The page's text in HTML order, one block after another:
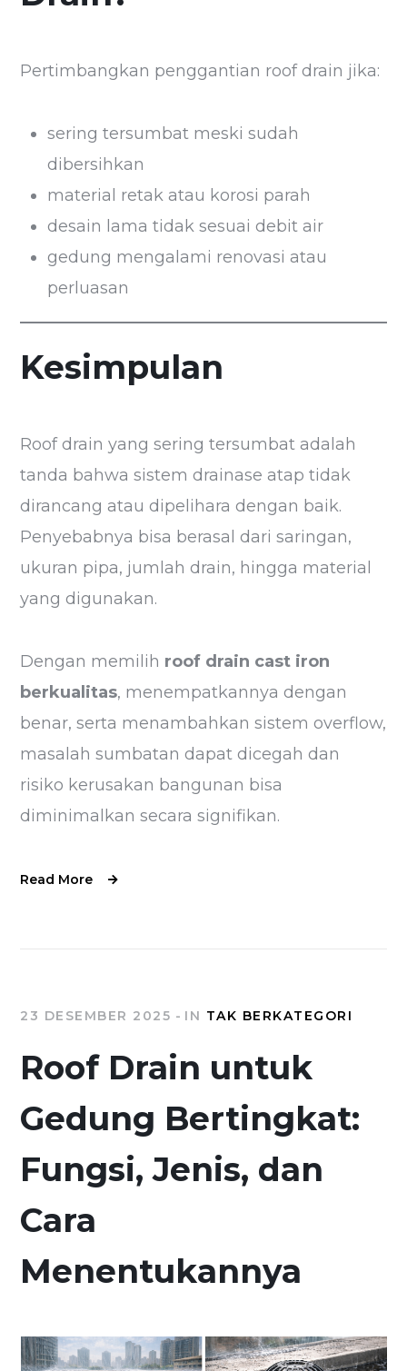
Pertimbangkan penggantian roof drain jika:
sering tersumbat meski sudah
dibersihkan
material retak atau korosi parah
desain lama tidak sesuai debit air
gedung mengalami renovasi atau
perluasan
Kesimpulan
Roof drain yang sering tersumbat adalah
tanda bahwa sistem drainase atap tidak
dirancang atau dipelihara dengan baik.
Penyebabnya bisa berasal dari saringan,
ukuran pipa, jumlah drain, hingga material
yang digunakan.
Dengan memilih roof drain cast iron
berkualitas, menempatkannya dengan
benar, serta menambahkan sistem overflow,
masalah sumbatan dapat dicegah dan
risiko kerusakan bangunan bisa
diminimalkan secara signifikan.
Read More
23 DESEMBER 2025 IN TAK BERKATEGORI
Roof Drain untuk
Gedung Bertingkat:
Fungsi, Jenis, dan
Cara
Menentukannya